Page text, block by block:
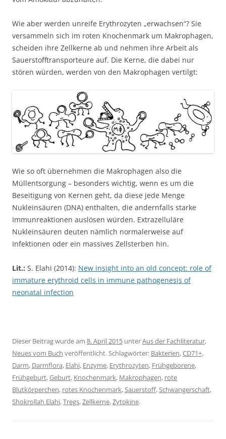
Wie aber werden unreife Erythrozyten „erwachsen“? Sie
versammeln sich im roten Knochenmark um Makrophagen,
scheiden ihre Zellkerne ab und nehmen ihre Arbeit als
Sauerstofftransporteure auf. Die Kerne, die dabei nur
stören würden, werden von den Makrophagen vertilgt:
Wie so oft übernehmen die Makrophagen also die
Müllentsorgung – besonders wichtig, wenn es um die
Beseitigung von Kernen geht, da diese jede Menge
Nukleinsäuren (DNA) enthalten, die andernfalls starke
Immunreaktionen auslösen würden. Extrazelluläre
Nukleinsäuren deuten nämlich normalerweise auf
Infektionen oder ein massives Zellsterben hin.
Lit.: S. Elahi (2014): New insight into an old concept: role of
immature erythroid cells in immune pathogenesis of
neonatal infection
Dieser Beitrag wurde am 8. April 2015 unterAus der Fachliteratur,
Neues vom Buch veröffentlicht. Schlagwörter: Bakterien,CD71+,
Darm, Darmflora, Elahi, Enzyme, Erythrozyten, Frühgeborene,
Frühgeburt,Geburt, Knochenmark, Makrophagen, rote
Blutkörperchen, rotes Knochenmark,Sauerstoff,Schwangerschaft,
Shokrollah Elahi,Tregs,Zellkerne,Zytokine.